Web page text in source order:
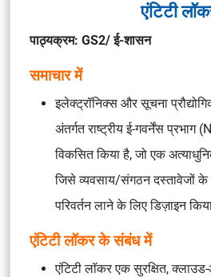
एंटिटी
पाठ्यक्रम: GS2/ ई-शासन
समाचार में
इलेक्ट्रॉनिक्स और सूचना
अंतर्गत राष्ट्रीय ई-गवर्नेंस प्रभाग
विकसित किया है, जो एक
जिसे व्यवसाय/संगठन दस्तावेजों
परिवर्तन लाने के लिए डिज़ाइन
एंटिटी लॉकर के संबंध में
एंटिटी लॉकर एक सुरक्षित,